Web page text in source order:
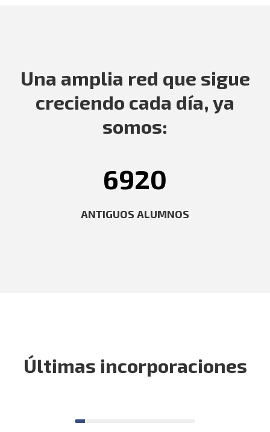
Una amplia red que sigue
creciendo cada día, ya
somos:
6920
ANTIGUOS ALUMNOS
Últimas incorporaciones